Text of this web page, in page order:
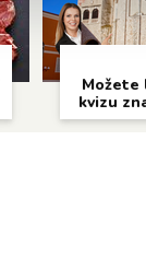
Možete
kvizu